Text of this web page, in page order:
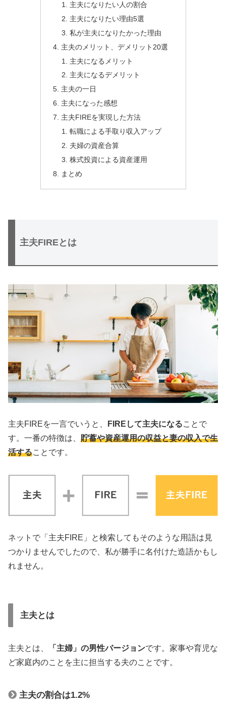
主夫になりたい人の割合
主夫になりたい理由5選
私が主夫になりたかった理由
主夫のメリット、デメリット20選
主夫になるメリット
主夫になるデメリット
主夫の一日
主夫になった感想
主夫FIREを実現した方法
転職による手取り収入アップ
夫婦の資産合算
株式投資による資産運用
まとめ
主夫FIREとは
主夫FIREを一言でいうと、 FIREして主夫になることで
す。一番の特徴は、 貯蓄や資産運用の収益と妻の収入で生
活することです。
ネットで「主夫FIRE」と検索してもそのような用語は見
つかりませんでしたので、私が勝手に名付けた造語かもし
れません。
主夫とは
主夫とは、 「主婦」の男性バージョンです。家事や育児な
ど家庭内のことを主に担当する夫のことです。
主夫の割合は1.2%